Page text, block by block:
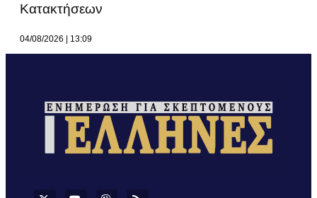
Κατακτήσεων
04/08/2026 13:09